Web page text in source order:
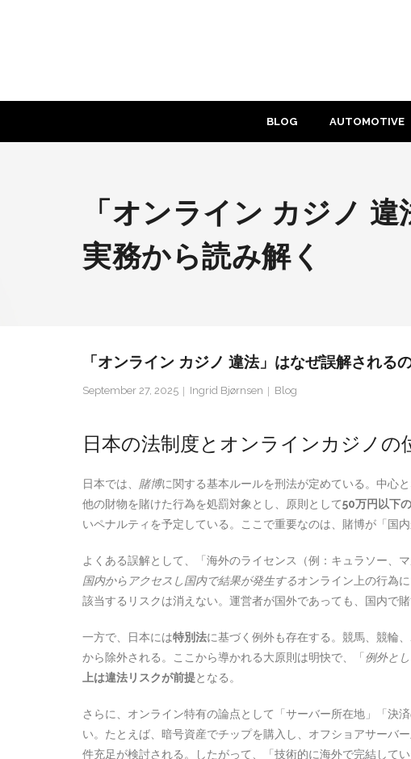
BLOG AUTOMOTIVE
「オンライン カジノ
実務から読み解く
「オンライン カジノ 違法」はなぜ誤解され
September 27, 2025 Ingrid Bjørnsen Blog
日本の法制度とオンラインカジノの
日本では、 賭博に関する基本ルールを刑法が定めている。中心
他の財物を賭けた行為を処罰対象とし、原則として50万円以下
いペナルティを予定している。ここで重要なのは、賭博が「国
よくある誤解として、「海外のライセンス（例：キュラソー、
国内からアクセスし国内で結果が発生するオンライン上の行為
該当するリスクは消えない。運営者が国外であっても、国内で
一方で、日本には特別法に基づく例外も存在する。競馬、競輪
から除外される。ここから導かれる大原則は明快で、「 例外と
上は違法リスクが前提となる。
さらに、オンライン特有の論点として「サーバー所在地」「決
い。たとえば、暗号資産でチップを購入し、オフショアサーバ
件充足が検討される。したがって、「技術的に海外で完結して